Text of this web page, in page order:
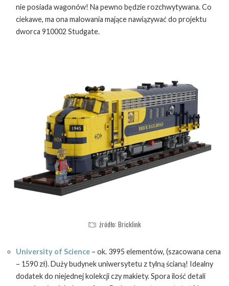
nie posiada wagonów! Na pewno będzie rozchwytywana. Co
ciekawe, ma ona malowania mające nawiązywać do projektu
dworca 910002 Studgate.
źródło: Bricklink
University of Science – ok. 3995 elementów, (szacowana cena
– 1590 zł). Duży budynek uniwersytetu z tylną ścianą! Idealny
dodatek do niejednej kolekcji czy makiety. Spora ilość detali